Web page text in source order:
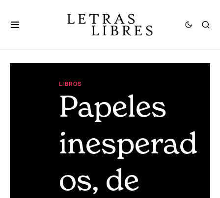
LIBROS
Papeles
inesperad
os, de